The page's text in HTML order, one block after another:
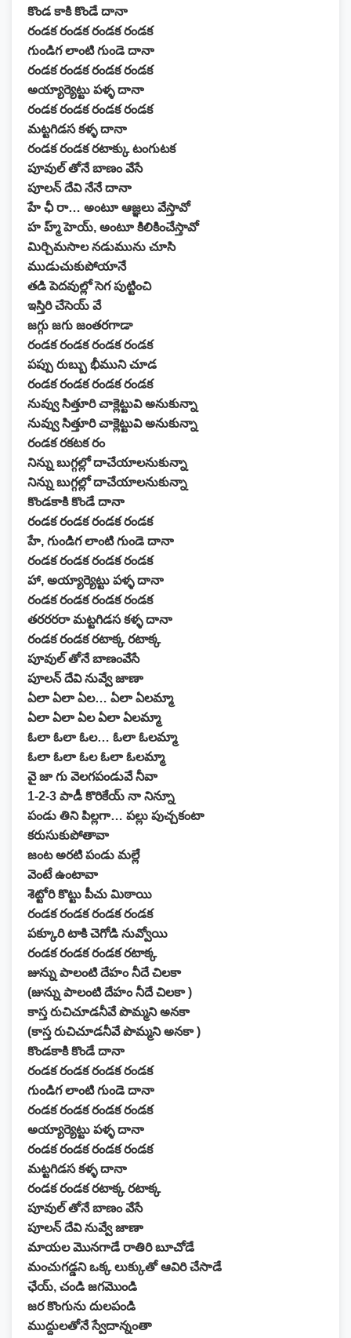
కొండ కాకి కొండే దానా
రండక రండక రండక రండక
గుండిగ లాంటి గుండె దానా
రండక రండక రండక రండక
అయ్యార్యెట్టు పళ్ళ దానా
రండక రండక రండక రండక
మట్టగిడస కళ్ళ దానా
రండక రండక రటాక్కు టంగుటక
పూవుల్ తోనే బాణం వేసే
పూలన్ దేవి నేనే దానా
హే ఛీ రా… అంటూ ఆజ్ఞలు వేస్తావో
హ హ్మ్ హెయ్, అంటూ కిలికించేస్తావో
మిర్చిమసాల నడుమును చూసి
ముడుచుకుపోయానే
తడి పెదవుల్లో సెగ పుట్టించి
ఇస్తిరి చేసెయ్ వే
జగ్గు జగు జంతరగాడా
రండక రండక రండక రండక
పప్పు రుబ్బు భీముని చూడ
రండక రండక రండక రండక
నువ్వు సిత్తూరి చాక్లెట్టువి అనుకున్నా
నువ్వు సిత్తూరి చాక్లెట్టువి అనుకున్నా
రండక రకటక రం
నిన్ను బుగ్గల్లో దాచేయాలనుకున్నా
నిన్ను బుగ్గల్లో దాచేయాలనుకున్నా
కొండకాకి కొండే దానా
రండక రండక రండక రండక
హే, గుండిగ లాంటి గుండె దానా
రండక రండక రండక రండక
హా, అయ్యార్యెట్టు పళ్ళ దానా
రండక రండక రండక రండక
తరరరరా మట్టగిడస కళ్ళ దానా
రండక రండక రటాక్క రటాక్క
పూవుల్ తోనే బాణంవేసే
పూలన్ దేవి నువ్వే జాణా
ఏలా ఏలా ఏల… ఏలా ఏలమ్మా
ఏలా ఏలా ఏల ఏలా ఏలమ్మా
ఓలా ఓలా ఓల… ఓలా ఓలమ్మా
ఓలా ఓలా ఓల ఓలా ఓలమ్మా
వై జా గు వెలగపండువే నీవా
1-2-3 పాడీ కొరికేయ్ నా నిన్నూ
పండు తిని పిల్లగా… పల్లు పుచ్చకంటా
కరుసుకుపోతావా
జంట అరటి పండు మల్లే
వెంటే ఉంటావా
శెట్టోరి కొట్టు పీచు మిఠాయి
రండక రండక రండక రండక
పక్కూరి టాకి చెగోడి నువ్వోయి
రండక రండక రండక రటాక్క
జున్ను పాలంటి దేహం నీదే చిలకా
(జున్ను పాలంటి దేహం నీదే చిలకా )
కాస్త రుచిచూడనీవే పొమ్మని అనకా
(కాస్త రుచిచూడనీవే పొమ్మని అనకా )
కొండకాకి కొండే దానా
రండక రండక రండక రండక
గుండిగ లాంటి గుండె దానా
రండక రండక రండక రండక
అయ్యార్యెట్టు పళ్ళ దానా
రండక రండక రండక రండక
మట్టగిడస కళ్ళ దానా
రండక రండక రటాక్క రటాక్క
పూవుల్ తోనే బాణం వేసే
పూలన్ దేవి నువ్వే జాణా
మాయల మొనగాడే రాతిరి బూచోడే
మంచుగడ్డని ఒక్క లుక్కుతో ఆవిరి చేసాడే
ఛేయ్, చండి జగమొండి
జర కొంగును దులపండి
ముద్దులతోనే స్వేదాన్నంతా